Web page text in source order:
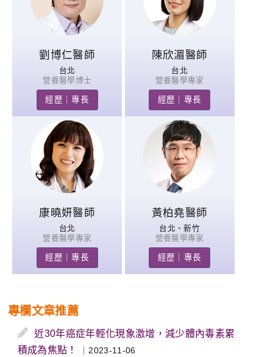
劉博仁醫師
台北
營養醫學博士
經歷｜專長
陳欣湄醫師
台北
營養醫學專家
經歷｜專長
康曉妍醫師
台北
營養醫學專家
經歷｜專長
黃柏堯醫師
台北、新竹
營養醫學專家
經歷｜專長
專欄文章推薦
近30年癌症年輕化現象激增，減少體內毒素累
積成為焦點！
｜2023-11-06